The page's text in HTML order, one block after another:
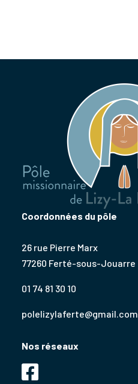
Coordonnées du pôle
26 rue Pierre Marx
77260 Ferté-sous-Jouarre
01 74 81 30 10
polelizylaferte@gmail.com
Nos réseaux